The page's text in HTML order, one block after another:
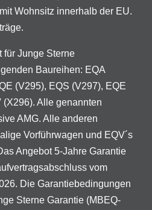
Wohnsitz innerhalb der EU.
für Junge Sterne
Baureihen: EQA
(V295), EQS (V297), EQE
Alle genannten
AMG. Alle anderen
Vorführwagen und EQV´s
Angebot 5-Jahre Garantie
vom
Die Garantiebedingungen
Sterne Garantie (MBEQ-